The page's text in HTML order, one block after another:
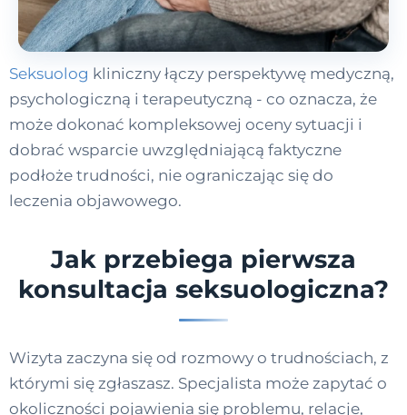
Seksuolog kliniczny łączy perspektywę medyczną,
psychologiczną i terapeutyczną - co oznacza, że
może dokonać kompleksowej oceny sytuacji i
dobrać wsparcie uwzględniającą faktyczne
podłoże trudności, nie ograniczając się do
leczenia objawowego.
Jak przebiega pierwsza
konsultacja seksuologiczna?
Wizyta zaczyna się od rozmowy o trudnościach, z
którymi się zgłaszasz. Specjalista może zapytać o
okoliczności pojawienia się problemu, relacje,